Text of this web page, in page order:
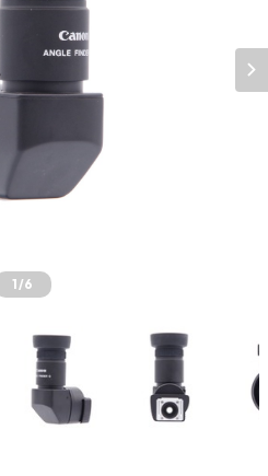
1/6